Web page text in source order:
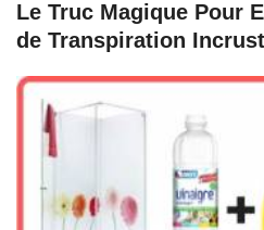
Le Truc Magique Pour
de Transpiration